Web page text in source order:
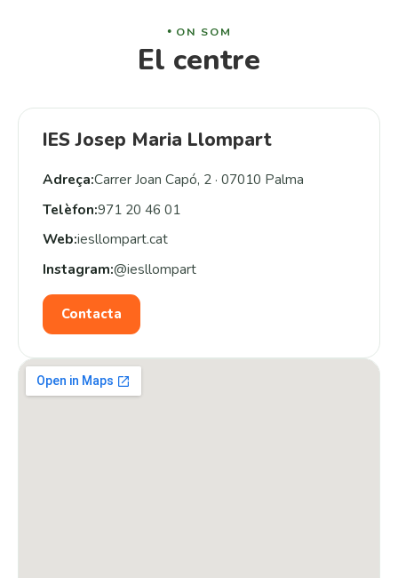
ON SOM
El centre
IES Josep Maria Llompart
Adreça:Carrer Joan Capó, 2 · 07010 Palma
Telèfon:971 20 46 01
Web:iesllompart.cat
Instagram:@iesllompart
Contacta